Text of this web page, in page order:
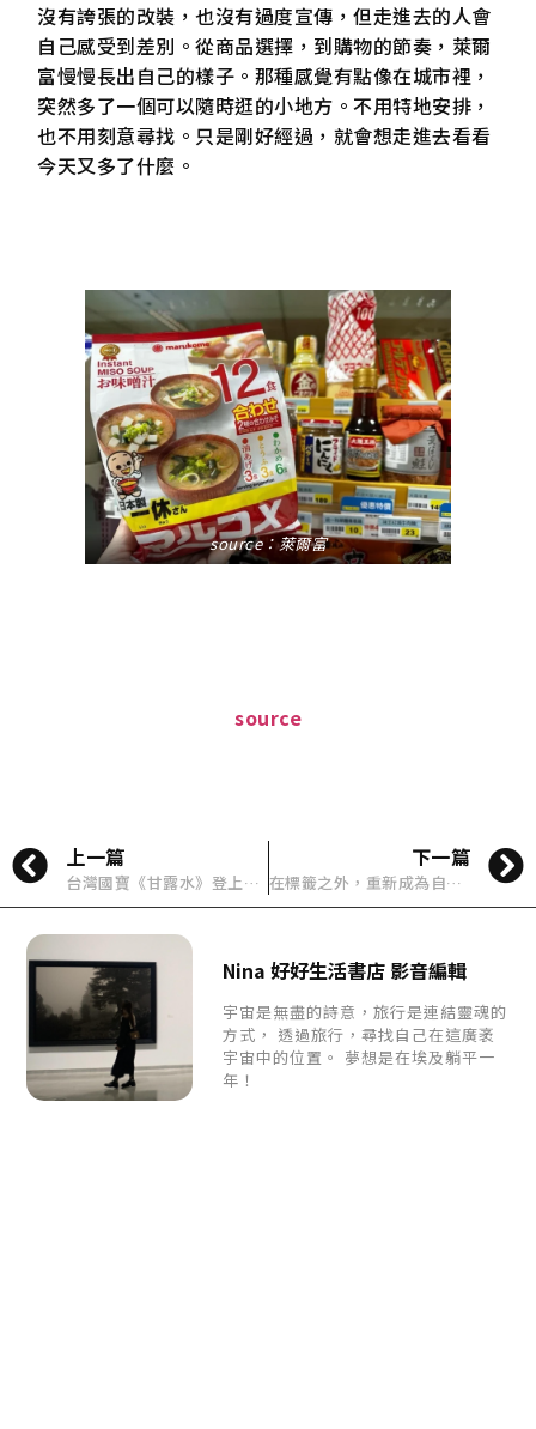
沒有誇張的改裝，也沒有過度宣傳，但走進去的人會
自己感受到差別。從商品選擇，到購物的節奏，萊爾
富慢慢長出自己的樣子。那種感覺有點像在城市裡，
突然多了一個可以隨時逛的小地方。不用特地安排，
也不用刻意尋找。只是剛好經過，就會想走進去看看
今天又多了什麼。
source：萊爾富
source
上一篇
台灣國寶《甘露水》登上大銀幕！從消失半世紀到重返世界視野，黃土水的作品終於再次被看見
下一篇
在標籤之外，重新成為自己：i-dle 與《大誌雜誌》五月號的真實告白
Nina 好好生活書店 影音編輯
宇宙是無盡的詩意，旅行是連結靈魂的
方式， 透過旅行，尋找自己在這廣袤
宇宙中的位置。 夢想是在埃及躺平一
年！